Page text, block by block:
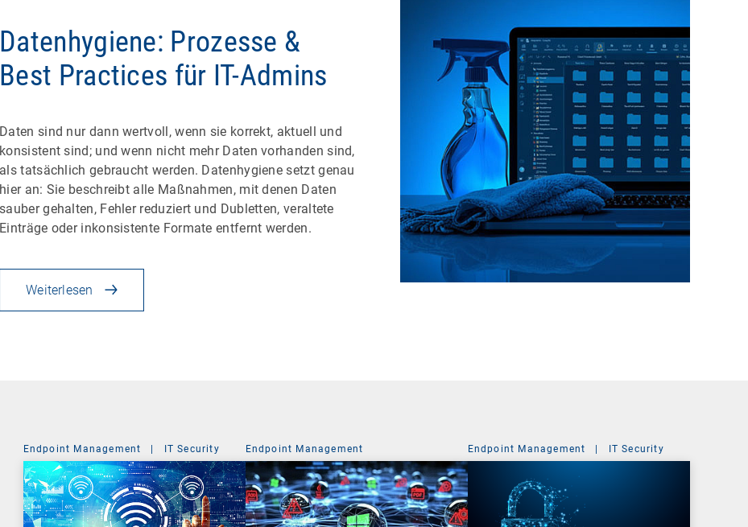
Datenhygiene: Prozesse &
Best Practices für IT-Admins
Daten sind nur dann wertvoll, wenn sie korrekt, aktuell und
konsistent sind; und wenn nicht mehr Daten vorhanden sind,
als tatsächlich gebraucht werden. Datenhygiene setzt genau
hier an: Sie beschreibt alle Maßnahmen, mit denen Daten
sauber gehalten, Fehler reduziert und Dubletten, veraltete
Einträge oder inkonsistente Formate entfernt werden.
Weiterlesen
Endpoint Management | IT Security Endpoint Management Endpoint Management | IT Security